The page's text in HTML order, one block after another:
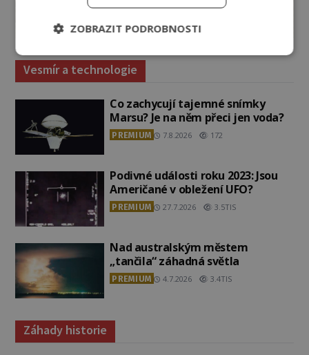
Vesmír a technologie
Co zachycují tajemné snímky
Marsu? Je na něm přeci jen voda?
PREMIUM 7.8.2026 172
Podivné události roku 2023: Jsou
Američané v obležení UFO?
PREMIUM 27.7.2026 3.5TIS
Nad australským městem
„tančila“ záhadná světla
PREMIUM 4.7.2026 3.4TIS
Záhady historie
ZOBRAZIT PODROBNOSTI